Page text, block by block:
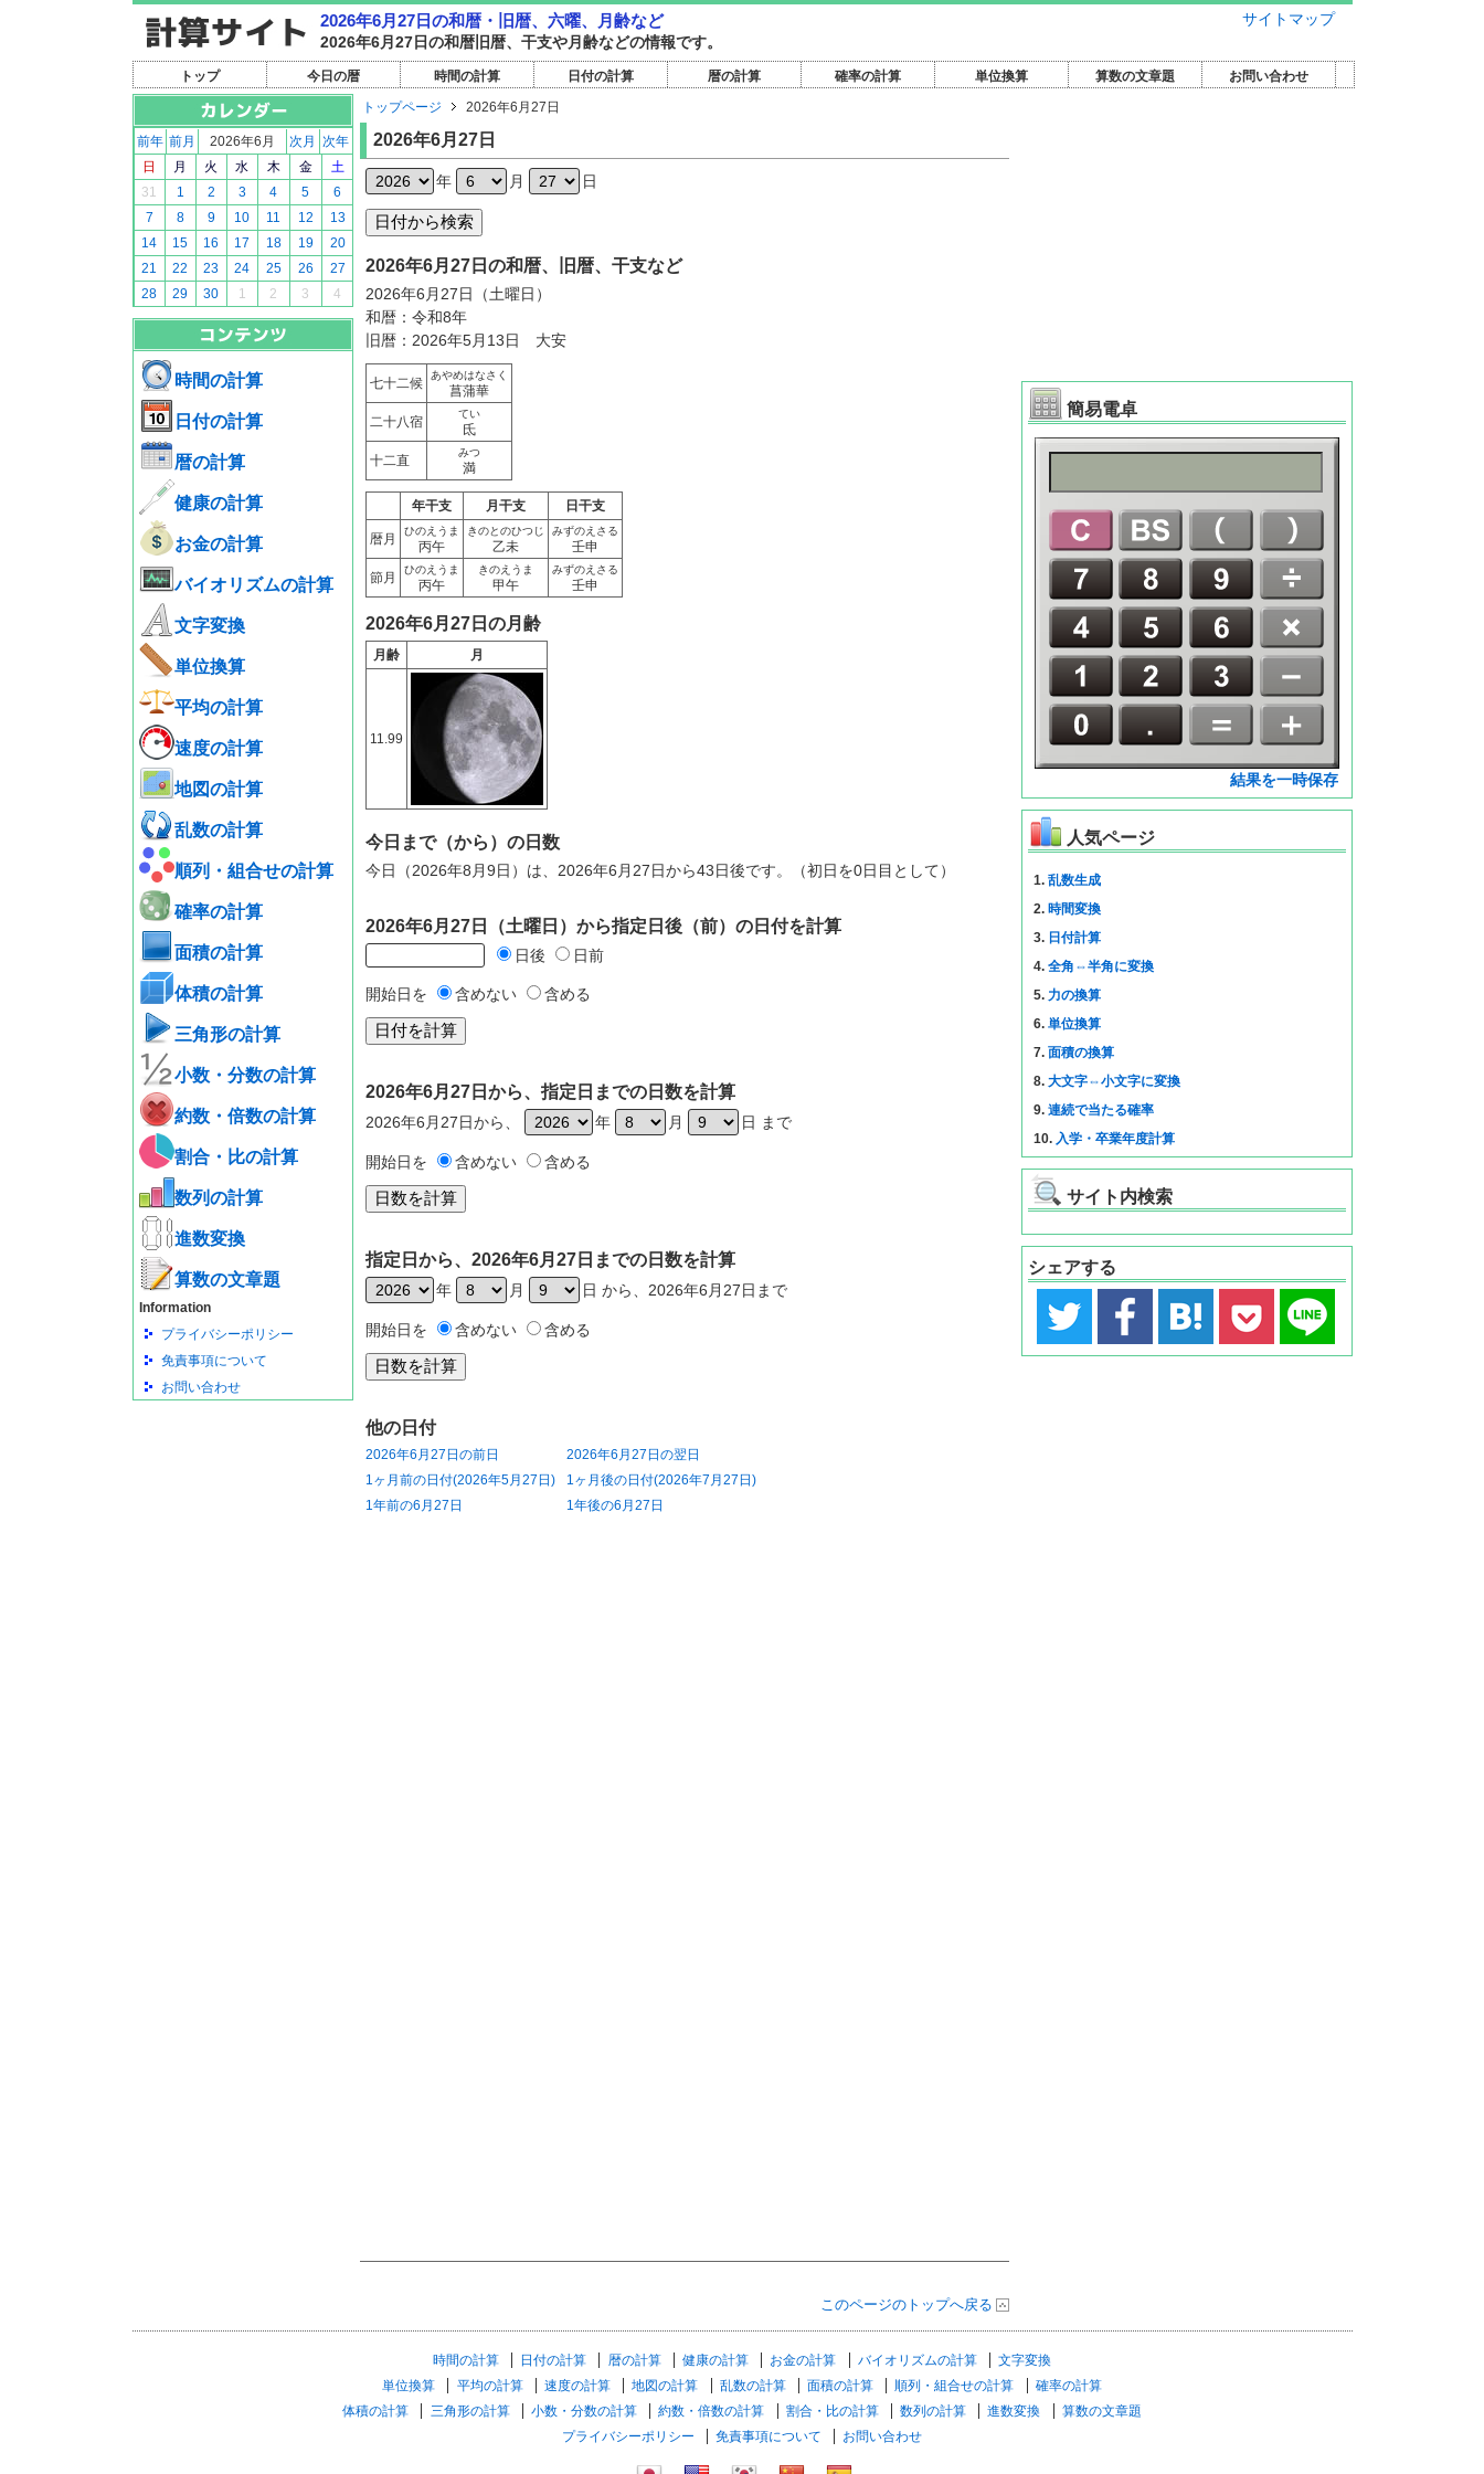
サイトマップ
2026年6月27日の和暦・旧暦、六曜、月齢など
2026年6月27日の和暦旧暦、干支や月齢などの情報です。
トップ 今日の暦 時間の計算 日付の計算 暦の計算 確率の計算 単位換算 算数の文章題 お問い合わせ
前年 前月 2026年6月 次月
次年
日
月 火 水 木 金
土
31
1 2 3 4 5
6
7
8 9 10 11 12
13
14
15 16 17 18 19
20
21
22 23 24 25 26
27
28
29 30 1 2 3 4
時間の計算
日付の計算
暦の計算
健康の計算
お金の計算
バイオリズムの計算
文字変換
単位換算
平均の計算
速度の計算
地図の計算
乱数の計算
順列・組合せの計算
確率の計算
面積の計算
体積の計算
三角形の計算
小数・分数の計算
約数・倍数の計算
割合・比の計算
数列の計算
進数変換
算数の文章題
Information
プライバシーポリシー
免責事項について
お問い合わせ
トップページ 2026年6月27日
2026年6月27日
年 月 日
2026年6月27日の和暦、旧暦、干支など
2026年6月27日（土曜日）
和暦：令和8年
旧暦：2026年5月13日 大安
七十二候
あやめはなさく
菖蒲華
二十八宿
てい
氐
十二直
みつ
満
年干支 月干支 日干支
暦月
ひのえうま
丙午
きのとのひつじ
乙未
みずのえさる
壬申
節月
ひのえうま
丙午
きのえうま
甲午
みずのえさる
壬申
2026年6月27日の月齢
月齢 月
11.99
今日まで（から）の日数
今日（2026年8月9日）は、2026年6月27日から43日後です。（初日を0日目として）
2026年6月27日（土曜日）から指定日後（前）の日付を計算
日後 日前
開始日を 含めない 含める
2026年6月27日から、指定日までの日数を計算
2026年6月27日から、 年 月 日 まで
開始日を 含めない 含める
指定日から、2026年6月27日までの日数を計算
年 月 日 から、2026年6月27日まで
開始日を 含めない 含める
他の日付
2026年6月27日の前日
2026年6月27日の翌日
1ヶ月前の日付(2026年5月27日)
1ヶ月後の日付(2026年7月27日)
1年前の6月27日
1年後の6月27日
このページのトップへ戻る
簡易電卓
結果を一時保存
人気ページ
1. 乱数生成
2. 時間変換
3. 日付計算
4. 全角⇔半角に変換
5. 力の換算
6. 単位換算
7. 面積の換算
8. 大文字⇔小文字に変換
9. 連続で当たる確率
10. 入学・卒業年度計算
サイト内検索
シェアする
時間の計算 日付の計算 暦の計算 健康の計算 お金の計算 バイオリズムの計算
文字変換
単位換算
平均の計算 速度の計算 地図の計算 乱数の計算 面積の計算 順列・組合せの計算
確率の計算
体積の計算
三角形の計算 小数・分数の計算 約数・倍数の計算 割合・比の計算 数列の計算 進数変換
算数の文章題
プライバシーポリシー
免責事項について お問い合わせ